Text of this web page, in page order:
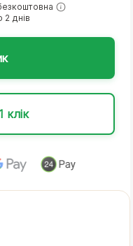
2 днів
клік